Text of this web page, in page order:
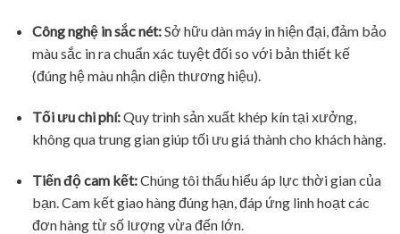
Công nghệ in sắc nét:Sở hữu dàn máy in hiện đại, đảm bảo
màu sắc in ra chuẩn xác tuyệt đối so với bản thiết kế
(đúng hệ màu nhận diện thương hiệu).
Tối ưu chi phí:Quy trình sản xuất khép kín tại xưởng,
không qua trung gian giúp tối ưu giá thành cho khách hàng.
Tiến độ cam kết:Chúng tôi thấu hiểu áp lực thời gian của
bạn. Cam kết giao hàng đúng hạn, đáp ứng linh hoạt các
đơn hàng từ số lượng vừa đến lớn.